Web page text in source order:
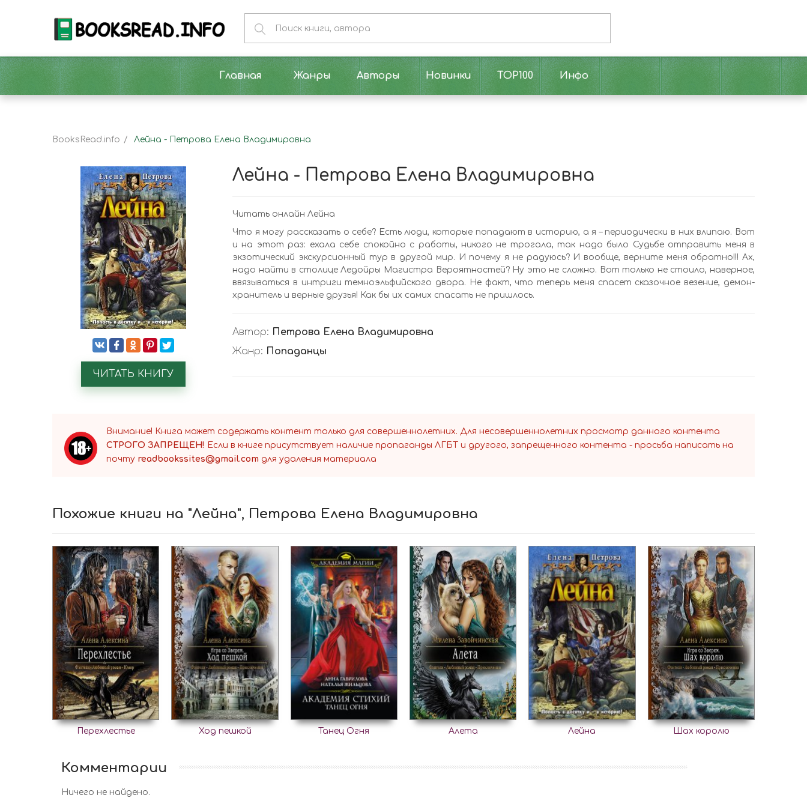
Главная Жанры Авторы Новинки TOP100 Инфо
BooksRead.info Лейна - Петрова Елена Владимировна
ЧИТАТЬ КНИГУ
Лейна - Петрова Елена Владимировна
Читать онлайн Лейна
Что я могу рассказать о себе? Есть люди, которые попадают в историю, а я – периодически в них влипаю. Вот
и на этот раз: ехала себе спокойно с работы, никого не трогала, так надо было Судьбе отправить меня в
экзотический экскурсионный тур в другой мир. И почему я не радуюсь? И вообще, верните меня обратно!!! Ах,
надо найти в столице Ледойры Магистра Вероятностей? Ну это не сложно. Вот только не стоило, наверное,
ввязываться в интриги темноэльфийского двора. Не факт, что теперь меня спасет сказочное везение, демон-
хранитель и верные друзья! Как бы их самих спасать не пришлось.
Автор: Петрова Елена Владимировна
Жанр: Попаданцы
Внимание! Книга может содержать контент только для совершеннолетних. Для несовершеннолетних просмотр данного контента
СТРОГО ЗАПРЕЩЕН! Если в книге присутствует наличие пропаганды ЛГБТ и другого, запрещенного контента - просьба написать на
почту readbookssites@gmail.com для удаления материала
Похожие книги на "Лейна", Петрова Елена Владимировна
Перехлестье Ход пешкой Танец Огня Алета Лейна Шах королю
Комментарии
Ничего не найдено.